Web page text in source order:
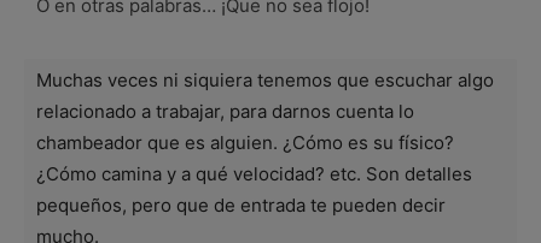
O en otras palabras… ¡Que no sea flojo!
Muchas veces ni siquiera tenemos que escuchar algo
relacionado a trabajar, para darnos cuenta lo
chambeador que es alguien. ¿Cómo es su físico?
¿Cómo camina y a qué velocidad? etc. Son detalles
pequeños, pero que de entrada te pueden decir
mucho.